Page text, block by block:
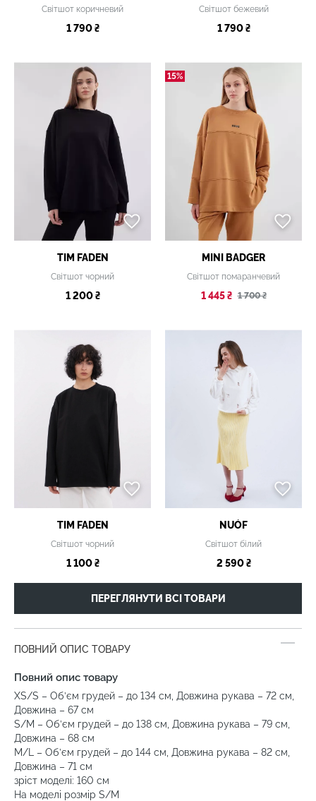
Світшот коричневий
1 790 ₴
Світшот бежевий
1 790 ₴
TIM FADEN
Світшот чорний
1 200 ₴
15%
MINI BADGER
Світшот помаранчевий
1 445 ₴ 1 700 ₴
TIM FADEN
Світшот чорний
1 100 ₴
NUÓF
Світшот білий
2 590 ₴
ПЕРЕГЛЯНУТИ ВСІ ТОВАРИ
ПОВНИЙ ОПИС ТОВАРУ
Повний опис товару
XS/S – Об’єм грудей – до 134 см, Довжина рукава – 72 см,
Довжина – 67 см
S/M – Об’єм грудей – до 138 см, Довжина рукава – 79 см,
Довжина – 68 см
M/L – Об’єм грудей – до 144 см, Довжина рукава – 82 см,
Довжина – 71 см
зріст моделі: 160 см
На моделі розмір S/M